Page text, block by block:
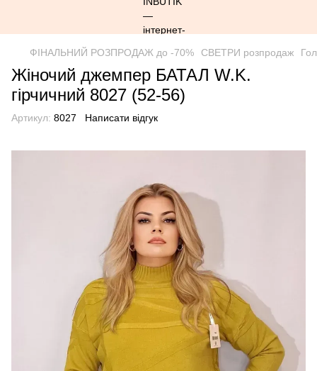
ФІНАЛЬНИЙ РОЗПРОДАЖ до -70% СВЕТРИ розпродаж
Жіночий джемпер БАТАЛ W.K.
гірчичний 8027 (52-56)
Артикул: 8027 Написати відгук